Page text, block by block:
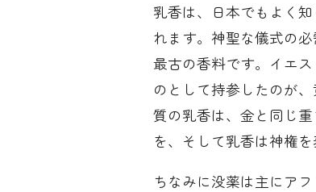
乳香は、日本でもよく
れます。神聖な儀式の
最古の香料です。イエ
のとして持参したのが
質の乳香は、金と同じ
を、そして乳香は神権を
ちなみに没薬は主にア